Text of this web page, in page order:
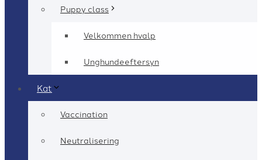
Puppy class
Velkommen hvalp
Unghundeeftersyn
Kat
Vaccination
Neutralisering